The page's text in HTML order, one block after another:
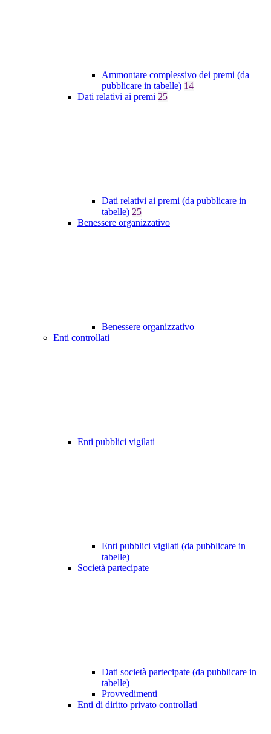
Ammontare complessivo dei premi (da
pubblicare in tabelle) 14
Dati relativi ai premi 25
Dati relativi ai premi (da pubblicare in
tabelle) 25
Benessere organizzativo
Benessere organizzativo
Enti controllati
Enti pubblici vigilati
Enti pubblici vigilati (da pubblicare in
tabelle)
Società partecipate
Dati società partecipate (da pubblicare in
tabelle)
Provvedimenti
Enti di diritto privato controllati